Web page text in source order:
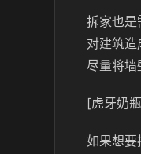
拆家也是
对建筑造
尽量将墙
[虎牙奶
如果想要